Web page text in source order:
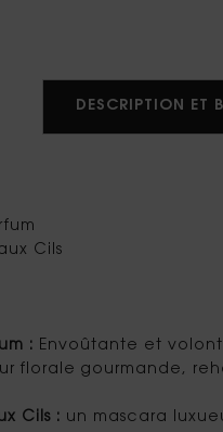
DESCRIPTION ET
Cils
: Envoûtante et
florale gourmande,
Cils : un mascara